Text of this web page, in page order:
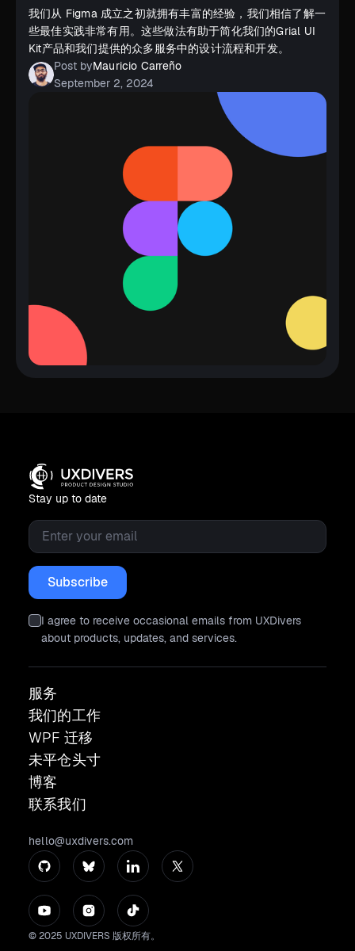
我们从 Figma 成立之初就拥有丰富的经验，我们相信了解一
些最佳实践非常有用。这些做法有助于简化我们的Grial UI
Kit产品和我们提供的众多服务中的设计流程和开发。
Post byMauricio Carreño
September 2, 2024
Stay up to date
Email
I agree to receive occasional emails from UXDivers
about products, updates, and services.
服务
我们的工作
WPF 迁移
未平仓头寸
博客
联系我们
© 2025 UXDIVERS 版权所有。
hello@uxdivers.com